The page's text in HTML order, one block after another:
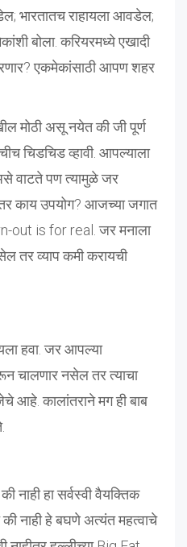
भारतातच राहायला आवडेल;
बोला. करियरमध्ये एखादी
एकमेकांसाठी आपण शहर
मोठी असू नयेत की जी पूर्ण
चिडचिड व्हावी. आपल्याला
वाटते पण त्यामुळे जर
काय उपयोग? आजच्या जगात
out is for real. जर मनाला
तर व्याप कमी करायची
हवा. जर आपल्या
चालणार नसेल तर त्याचा
आहे. कालांतराने मग ही बाब
नाही हा सर्वस्वी वैयक्तिक
नाही हे बघणे अत्यंत महत्वाचे